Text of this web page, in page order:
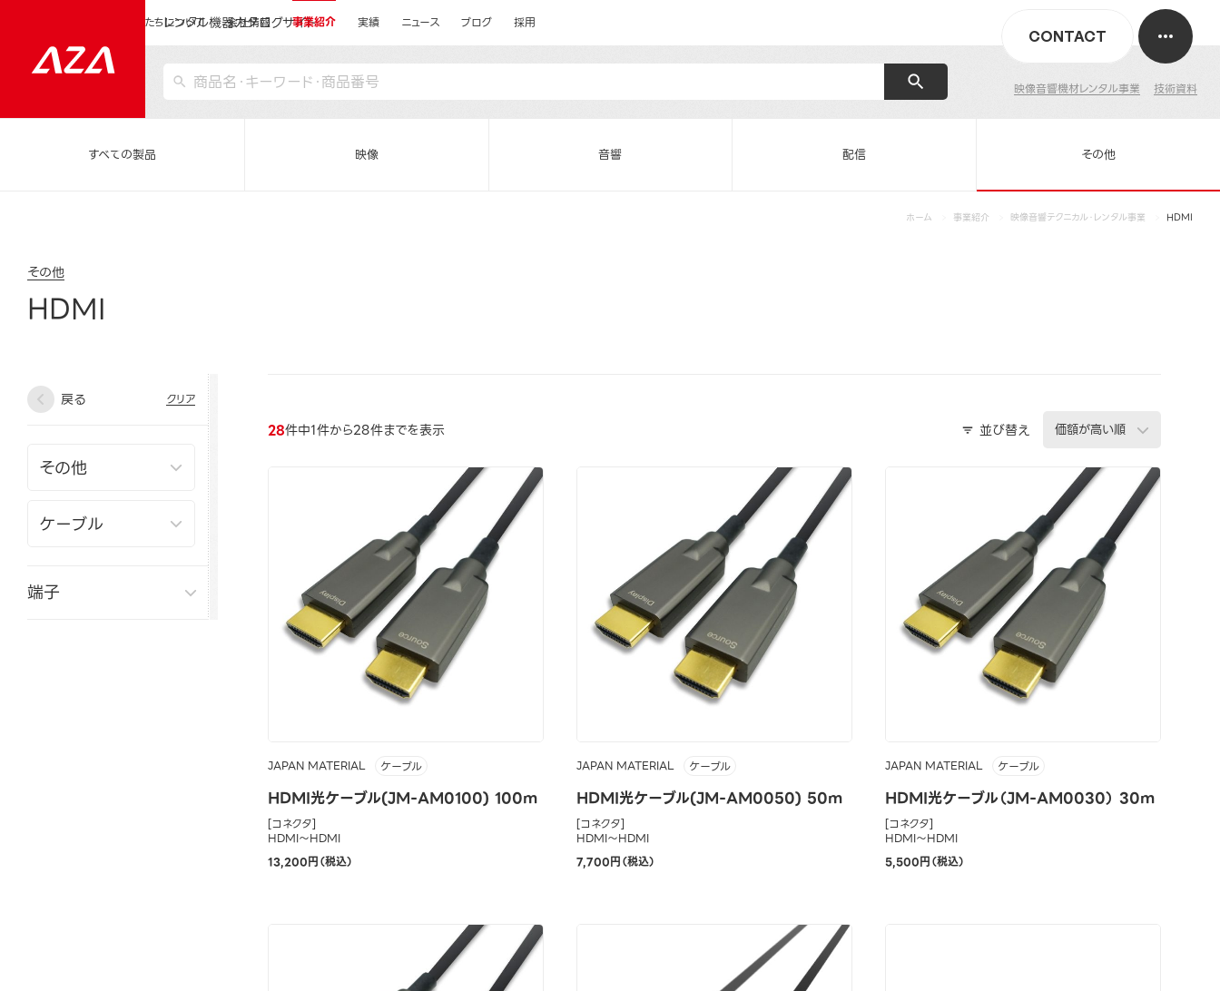
レンタル機器カタログサイト
映像音響機材レンタル事業 技術資料
CONTACT
私たちについて 会社情報 事業紹介 実績 ニュース ブログ 採用
すべての製品 映像 音響 配信 その他
ホーム 事業紹介 映像音響テクニカル・レンタル事業 HDMI
その他
HDMI
戻る クリア
端子
28件中1件から28件までを表示 並び替え
JAPAN MATERIAL ケーブル
HDMI光ケーブル(JM-AM0100) 100m
[コネクタ]
HDMI～HDMI
13,200円（税込）
JAPAN MATERIAL ケーブル
HDMI光ケーブル(JM-AM0050) 50m
[コネクタ]
HDMI～HDMI
7,700円（税込）
JAPAN MATERIAL ケーブル
HDMI光ケーブル（JM-AM0030） 30m
[コネクタ]
HDMI～HDMI
5,500円（税込）